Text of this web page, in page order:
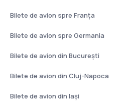
Bilete de avion spre Franţa
Bilete de avion spre Germania
Bilete de avion din București
Bilete de avion din Cluj-Napoca
Bilete de avion din Iași